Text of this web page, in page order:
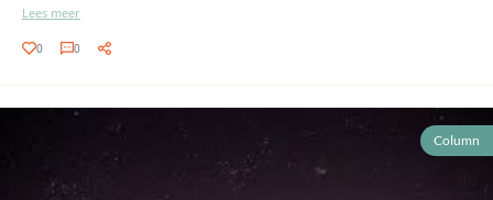
Lees meer
0 0
Column